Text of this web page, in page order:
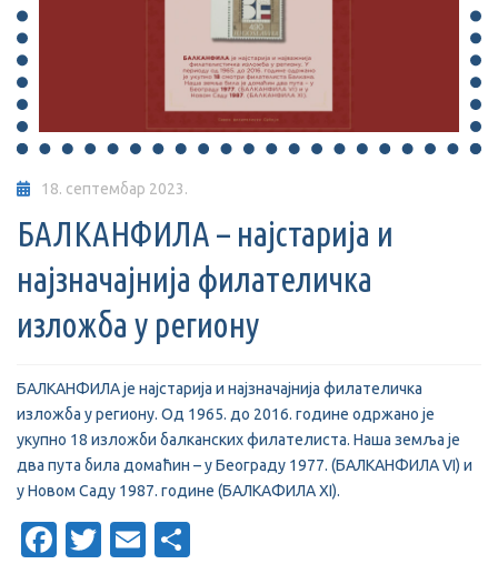
18. септембар 2023.
БАЛКАНФИЛА – најстарија и
најзначајнија филателичка
изложба у региону
БАЛКАНФИЛА је најстарија и најзначајнија филателичка
изложба у региону. Од 1965. до 2016. године одржано је
укупно 18 изложби балканских филателиста. Наша земља је
два пута била домаћин – у Београду 1977. (БАЛКАНФИЛА VI) и
у Новом Саду 1987. године (БАЛКАФИЛА XI).
Facebook
Twitter
Email